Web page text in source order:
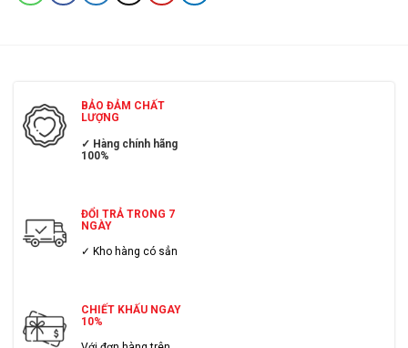
BẢO ĐẢM CHẤT
LƯỢNG
✓ Hàng chính hãng
100%
ĐỔI TRẢ TRONG 7
NGÀY
✓ Kho hàng có sẳn
CHIẾT KHẤU NGAY
10%